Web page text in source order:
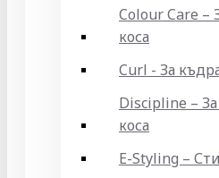
Colour Care –
коса
Curl - За
Discipline –
коса
E-Styling –